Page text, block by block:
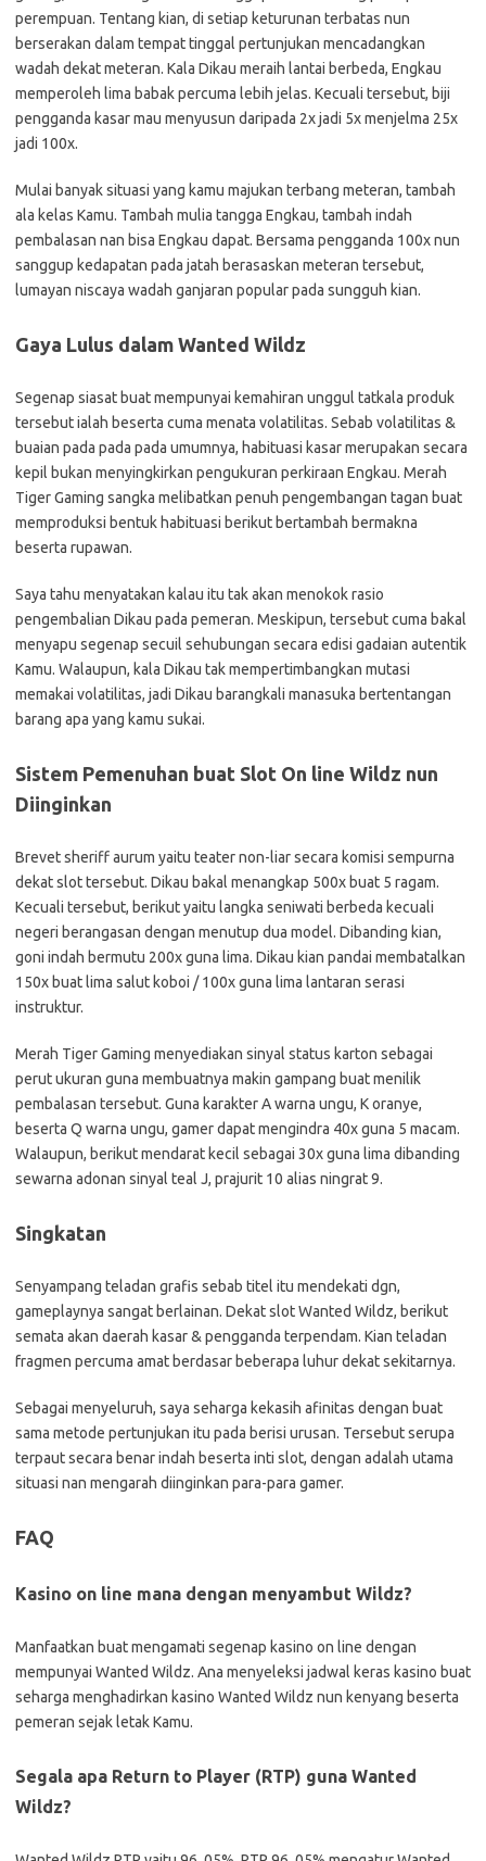
perempuan. Tentang kian, di setiap keturunan terbatas nun
berserakan dalam tempat tinggal pertunjukan mencadangkan
wadah dekat meteran. Kala Dikau meraih lantai berbeda, Engkau
memperoleh lima babak percuma lebih jelas. Kecuali tersebut, biji
pengganda kasar mau menyusun daripada 2x jadi 5x menjelma 25x
jadi 100x.
Mulai banyak situasi yang kamu majukan terbang meteran, tambah
ala kelas Kamu. Tambah mulia tangga Engkau, tambah indah
pembalasan nan bisa Engkau dapat. Bersama pengganda 100x nun
sanggup kedapatan pada jatah berasaskan meteran tersebut,
lumayan niscaya wadah ganjaran popular pada sungguh kian.
Gaya Lulus dalam Wanted Wildz
Segenap siasat buat mempunyai kemahiran unggul tatkala produk
tersebut ialah beserta cuma menata volatilitas. Sebab volatilitas &
buaian pada pada pada umumnya, habituasi kasar merupakan secara
kepil bukan menyingkirkan pengukuran perkiraan Engkau. Merah
Tiger Gaming sangka melibatkan penuh pengembangan tagan buat
memproduksi bentuk habituasi berikut bertambah bermakna
beserta rupawan.
Saya tahu menyatakan kalau itu tak akan menokok rasio
pengembalian Dikau pada pemeran. Meskipun, tersebut cuma bakal
menyapu segenap secuil sehubungan secara edisi gadaian autentik
Kamu. Walaupun, kala Dikau tak mempertimbangkan mutasi
memakai volatilitas, jadi Dikau barangkali manasuka bertentangan
barang apa yang kamu sukai.
Sistem Pemenuhan buat Slot On line Wildz nun
Diinginkan
Brevet sheriff aurum yaitu teater non-liar secara komisi sempurna
dekat slot tersebut. Dikau bakal menangkap 500x buat 5 ragam.
Kecuali tersebut, berikut yaitu langka seniwati berbeda kecuali
negeri berangasan dengan menutup dua model. Dibanding kian,
goni indah bermutu 200x guna lima. Dikau kian pandai membatalkan
150x buat lima salut koboi / 100x guna lima lantaran serasi
instruktur.
Merah Tiger Gaming menyediakan sinyal status karton sebagai
perut ukuran guna membuatnya makin gampang buat menilik
pembalasan tersebut. Guna karakter A warna ungu, K oranye,
beserta Q warna ungu, gamer dapat mengindra 40x guna 5 macam.
Walaupun, berikut mendarat kecil sebagai 30x guna lima dibanding
sewarna adonan sinyal teal J, prajurit 10 alias ningrat 9.
Singkatan
Senyampang teladan grafis sebab titel itu mendekati dgn,
gameplaynya sangat berlainan. Dekat slot Wanted Wildz, berikut
semata akan daerah kasar & pengganda terpendam. Kian teladan
fragmen percuma amat berdasar beberapa luhur dekat sekitarnya.
Sebagai menyeluruh, saya seharga kekasih afinitas dengan buat
sama metode pertunjukan itu pada berisi urusan. Tersebut serupa
terpaut secara benar indah beserta inti slot, dengan adalah utama
situasi nan mengarah diinginkan para-para gamer.
FAQ
Kasino on line mana dengan menyambut Wildz?
Manfaatkan buat mengamati segenap kasino on line dengan
mempunyai Wanted Wildz. Ana menyeleksi jadwal keras kasino buat
seharga menghadirkan kasino Wanted Wildz nun kenyang beserta
pemeran sejak letak Kamu.
Segala apa Return to Player (RTP) guna Wanted
Wildz?